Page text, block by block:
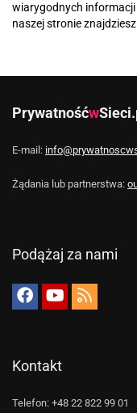
wiarygodnych
naszej stronie
Prywatnośćw
E-mail:
Żądania lub partnerstwa:
Podążaj za nami
Kontakt
Telefon: +48 22 822 99 01